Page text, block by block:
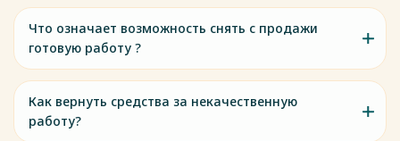
Что означает возможность снять с продажи
готовую работу ?
Как вернуть средства за некачественную
работу?